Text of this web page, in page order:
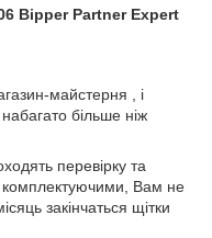
Bipper Partner Expert
майстерня , і
більше ніж
перевірку та
комплектуючими, Вам не
закінчаться щітки